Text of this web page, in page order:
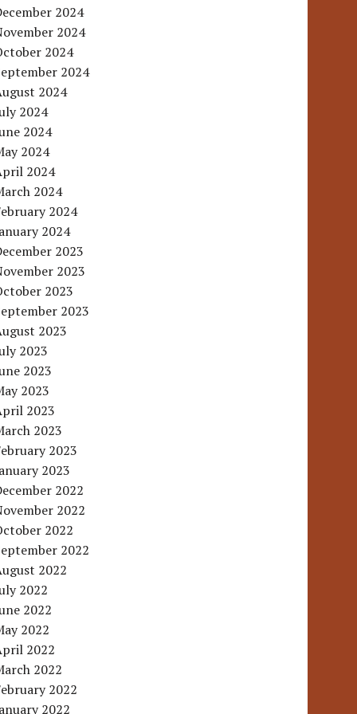
2024
2024
2024
2024
2024
2024
2024
2024
2024
2024
2024
2024
2023
2023
2023
2023
2023
2023
2023
2023
2023
2023
2023
2023
2022
2022
2022
2022
2022
2022
2022
2022
2022
2022
2022
2022